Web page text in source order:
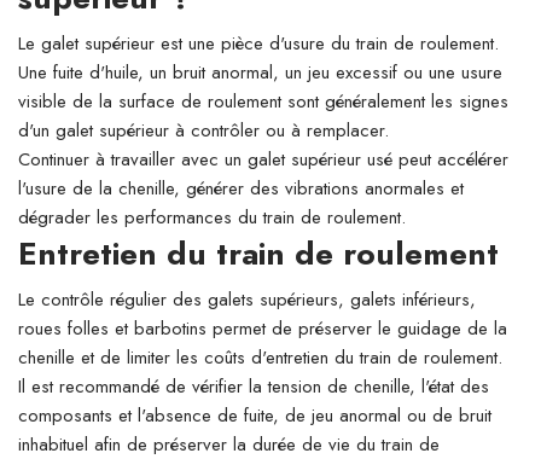
Le galet supérieur est une pièce d'usure du train de roulement.
Une fuite d'huile, un bruit anormal, un jeu excessif ou une usure
visible de la surface de roulement sont généralement les signes
d'un galet supérieur à contrôler ou à remplacer.
Continuer à travailler avec un galet supérieur usé peut accélérer
l'usure de la chenille, générer des vibrations anormales et
dégrader les performances du train de roulement.
Entretien du train de roulement
Le contrôle régulier des galets supérieurs, galets inférieurs,
roues folles et barbotins permet de préserver le guidage de la
chenille et de limiter les coûts d'entretien du train de roulement.
Il est recommandé de vérifier la tension de chenille, l'état des
composants et l'absence de fuite, de jeu anormal ou de bruit
inhabituel afin de préserver la durée de vie du train de